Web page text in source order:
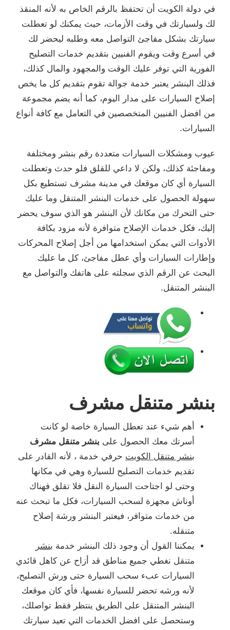
في دولة الكويت أن تحتفظ بالرقم الخاص به لأنه المنقذ
لك ولسيارتك في وقت الأزمات، حيث يمكنك لو تعطلت
سيارتك بشكل مفاجئ التواصل معه وطلبه ليحضر لك
في أسرع وقت ويقوم الفنيين بتقديم خدمات التصليح
الفورية التي توفر عليك الوقت والمجهود والمال كذلك،
فذلك البنشر يعتبر خدمة جوالة تقوم بتقديم كل ما يخص
إصلاح السيارات على مدار اليوم، كما أنه يضم مجموعة
من افضل الفنيين المتخصصين في التعامل مع كافة أنواع
السيارات.
عيوب ومشكلات السيارات متعددة رقم بنشر ومختلفة
ومفاجئة كذلك، ولكن لا داعي للقلق فلو حدث وتعطلت
السيارة أي كان موقعك في مدينة مشرف تستطيع بكل
سهولة الحصول على خدمات البنشر المتنقل وما عليك
حتى التحرك من مكانك لأن البنشر هو الذي سوف يحضر
إليك، فكل خدمات الإصلاح متوافرة لأنه مزود بكافة
الأدوات التي يمكن استخدامها من أجل إصلاح المحركات
وإطارات السيارات وأي عطل مفاجئ، كل ما عليك
البحث عن الرقم الذي سجلته على هاتفك والتواصل مع
البنشر المتنقل.
بنشر متنقل مشرف
أهم شيء عند تعطل السيارة خاصة لو كانت
أسرتك معك الحصول على بنشر متنقل مشرف
بنشر متنقل الكويت حرفي خدمة ، لأنه القادر على
تقديم خدمات التصليح للسيارة وهي في مكانها
وحتى لو اجتاحت السيارة النقل فلا تقلق فهناك
أوناش مجهزة لسحب السيارات، فكل ما تبحث عنه
من خدمات متوافر، فيعتبر البنشر ورشة إصلاح
متنقله.
يمكننا القول أن وجود ذلك البنشر خدمة بنشر
متنقل نغطي جميع مناطق قد أزاح عن كاهل قائدي
السيارات عبء سحب السيارة حتى ورش التصليح،
لأنه ورشه تحضر للسيارة نفسها، فأي كان موقعك
البنشر المتنقل على الطريق ينتظر فقط تواصلك،
وستحصل على افضل الخدمات التي تعيد سيارتك